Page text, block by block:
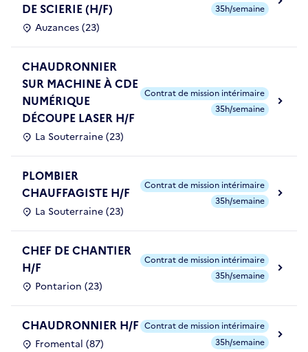
DE SCIERIE (H/F)
Auzances (23)
35h/semaine
CHAUDRONNIER
SUR MACHINE À CDE
NUMÉRIQUE
DÉCOUPE LASER H/F
La Souterraine (23)
Contrat de mission intérimaire
35h/semaine
PLOMBIER
CHAUFFAGISTE H/F
La Souterraine (23)
Contrat de mission intérimaire
35h/semaine
CHEF DE CHANTIER
H/F
Pontarion (23)
Contrat de mission intérimaire
35h/semaine
CHAUDRONNIER H/F
Fromental (87)
Contrat de mission intérimaire
35h/semaine